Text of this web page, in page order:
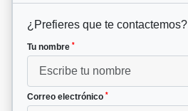
¿Prefieres que te contactemos?
Tu nombre *
Correo electrónico *